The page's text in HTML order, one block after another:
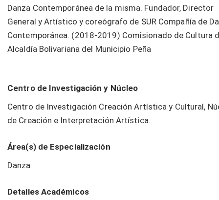
Danza Contemporánea de la misma. Fundador, Director
General y Artístico y coreógrafo de SUR Compañía de
Contemporánea. (2018-2019) Comisionado de Cultura
Alcaldía Bolivariana del Municipio Peña
Centro de Investigación y Núcleo
Centro de Investigación Creación Artística y Cultural,
de Creación e Interpretación Artística.
Área(s) de Especialización
Danza
Detalles Académicos